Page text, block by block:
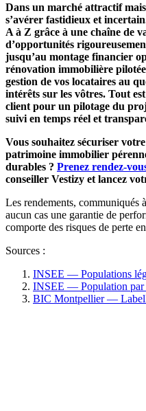
Dans un marché attractif
s’avérer fastidieux et
A à Z grâce à une chaîne de
d’opportunités
jusqu’au montage financier
rénovation immobilière
gestion de vos locataires au
intérêts sur les vôtres. Tout
client pour un pilotage du
suivi en temps réel et
Vous souhaitez sécuriser
patrimoine immobilier
durables ? Prenez rendez-
conseiller Vestizy et lancez
Les rendements, communiqués
aucun cas une garantie de
comporte des risques de perte
Sources :
INSEE — Populations
INSEE — Population par
BIC Montpellier —